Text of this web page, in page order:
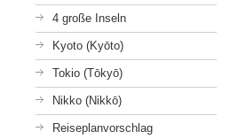
4 große Inseln
Kyoto (Kyōto)
Tokio (Tōkyō)
Nikko (Nikkō)
Reiseplanvorschlag